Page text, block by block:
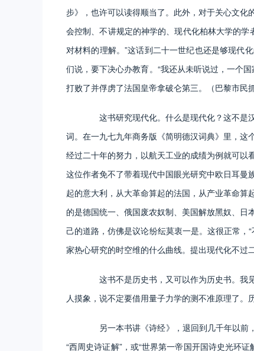
步》，也许可以读得顺当了。此外，对于关心文
会控制、不讲规定的神学的、现代化柏林大学的
对材料的理解。”这话到二十一世纪也还是够现代
们说，要下决心办教育。“我还从未听说过，一个
打败了并俘虏了法国皇帝拿破仑第三。（巴黎市民
这书研究现代化。什么是现代化？这不是
词。在一九七九年商务版《简明德汉词典》里，这
经过二十年的努力，以航天工业的成绩为例就可
这位作者免不了带着现代中国眼光研究中欧日耳
起的意大利，从大革命算起的法国，从产业革命
的是德国统一、俄国废农奴制、美国解放黑奴、
己的道路，仿佛是议论纷纭莫衷一是。这很正常
家热心研究的时空维的什么曲线。提出现代化不过
这书不是历史书，又可以作为历史书。我
人摸象，说不定要借用量子力学的测不准原理了。
另一本书讲《诗经》，退回到几千年以前，
“西周史诗证解”，或“世界第一帝国开国诗史光环